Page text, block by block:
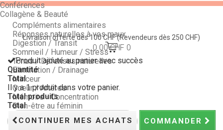
Conférences
Collagène & Beauté
Livraison offerte dès 100 CHF(Revendeurs dès 250 CHF)
0.00 CHF 0
Produit ajouté au panier avec succès
Quantité
Total
Il y a 1 produit dans votre panier.
Total produits
Total
CONTINUER MES ACHATS COMMANDER
Compléments alimentaires
Réponses naturelles à vos maux
Digestion / Transit
Sommeil / Humeur / Stress
Tonus / Défenses naturelles
Elimination / Drainage
Minceur
Coeur / Artères
Mémoire - Concentration
Bien-être au féminin
Bien-être au masculin
Vision / Yeux